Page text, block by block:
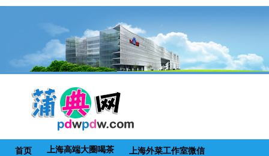
首页 上海高端大圈喝茶 上海外菜工作室微信